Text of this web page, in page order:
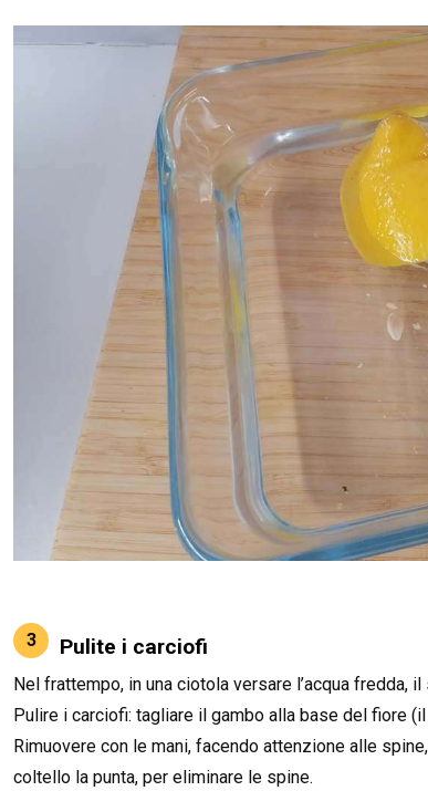
3 Pulite i carciofi
Nel frattempo, in una ciotola versare l’acqua fredda,
Pulire i carciofi: tagliare il gambo alla base del fiore
Rimuovere con le mani, facendo attenzione alle
coltello la punta, per eliminare le spine.